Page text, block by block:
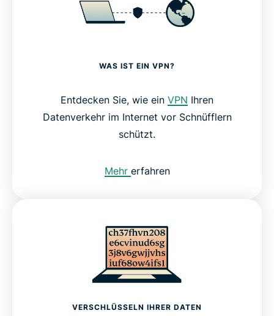
WAS IST EIN VPN?
Entdecken Sie, wie ein VPN Ihren
Datenverkehr im Internet vor Schnüfflern
schützt.
Mehr erfahren
VERSCHLÜSSELN IHRER DATEN